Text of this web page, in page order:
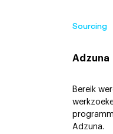
Sourcing
Adzuna
Bereik
Adzuna.